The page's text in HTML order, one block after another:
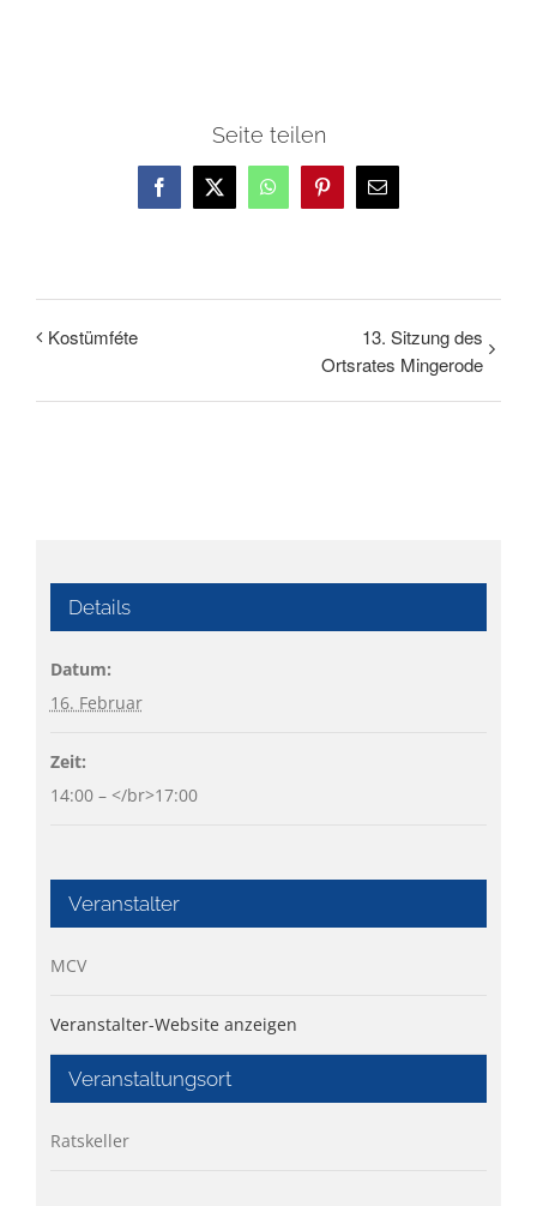
Seite teilen
Facebook
X WhatsAppPinterest
E-
Mail
Kostümféte
13. Sitzung des
Ortsrates Mingerode
Details
Datum:
16. Februar
Zeit:
14:00 – </br>17:00
Veranstaltungsort
Ratskeller
Veranstalter
MCV
Veranstalter-Website anzeigen